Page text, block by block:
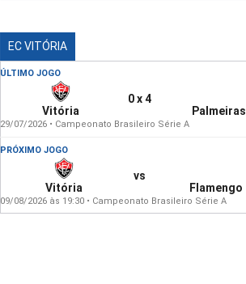
EC VITÓRIA
ÚLTIMO JOGO
Vitória
0 x 4
Palmeiras
29/07/2026 • Campeonato Brasileiro Série A
PRÓXIMO JOGO
Vitória
vs
Flamengo
09/08/2026 às 19:30 • Campeonato Brasileiro Série A